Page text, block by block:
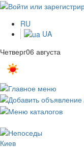
RU
UA
Четверг06 августа
Киев